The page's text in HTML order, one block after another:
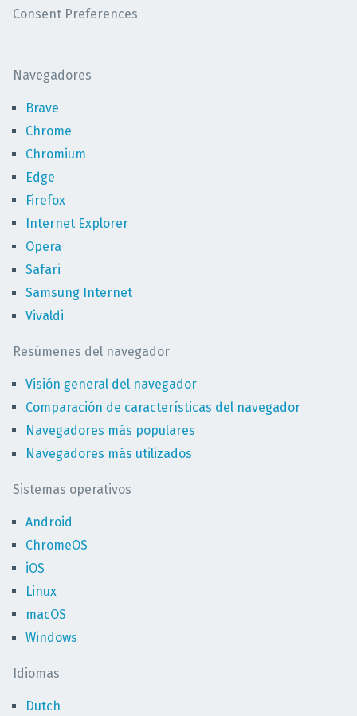
Consent Preferences
Navegadores
Brave
Chrome
Chromium
Edge
Firefox
Internet Explorer
Opera
Safari
Samsung Internet
Vivaldi
Resúmenes del navegador
Visión general del navegador
Comparación de características del navegador
Navegadores más populares
Navegadores más utilizados
Sistemas operativos
Android
ChromeOS
iOS
Linux
macOS
Windows
Idiomas
Dutch